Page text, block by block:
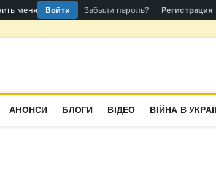
меня Войти Забыли пароль? Регистрация
АНОНСИ БЛОГИ ВІДЕО ВІЙНА В